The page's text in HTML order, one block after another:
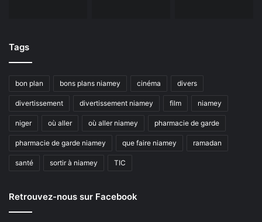
Tags
bon plan bons plans niamey cinéma divers
divertissement divertissement niamey film niamey
niger où aller où aller niamey pharmacie de garde
pharmacie de garde niamey que faire niamey ramadan
santé sortir à niamey TIC
Retrouvez-nous sur Facebook